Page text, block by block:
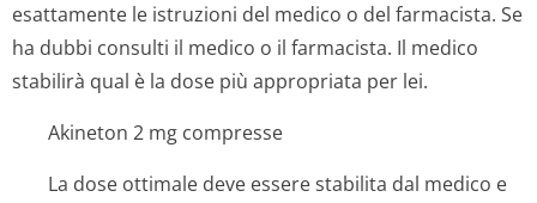
esattamente le istruzioni del medico o del farmacista. Se
ha dubbi consulti il medico o il farmacista. Il medico
stabilirà qual è la dose più appropriata per lei.
Akineton 2 mg compresse
La dose ottimale deve essere stabilita dal medico e